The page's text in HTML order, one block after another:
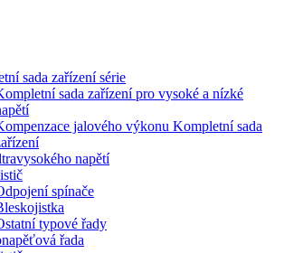
sada zařízení série
sada zařízení pro vysoké a nízké
jalového výkonu Kompletní sada
napětí
spínače
typové řady
řada